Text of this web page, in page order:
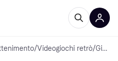
/Videogiochi retrò/ Giochi per PlayStation 3